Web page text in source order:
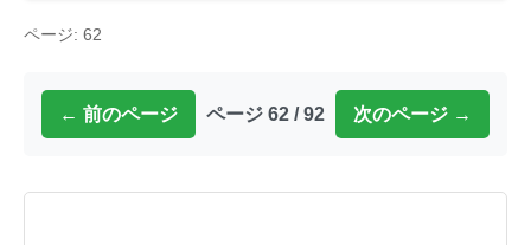
ページ: 62
← 前のページ ページ 62 / 92 次のページ →